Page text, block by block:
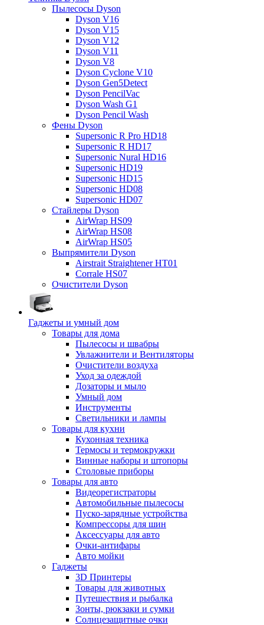
Пылесосы Dyson
Dyson V16
Dyson V15
Dyson V12
Dyson V11
Dyson V8
Dyson Cyclone V10
Dyson Gen5Detect
Dyson PencilVac
Dyson Wash G1
Dyson Pencil Wash
Фены Dyson
Supersonic R Pro HD18
Supersonic R HD17
Supersonic Nural HD16
Supersonic HD19
Supersonic HD15
Supersonic HD08
Supersonic HD07
Стайлеры Dyson
AirWrap HS09
AirWrap HS08
AirWrap HS05
Выпрямители Dyson
Airstrait Straightener HT01
Corrale HS07
Очистители Dyson
Гаджеты и умный дом
Товары для дома
Пылесосы и швабры
Увлажнители и Вентиляторы
Очистители воздуха
Уход за одеждой
Дозаторы и мыло
Умный дом
Инструменты
Светильники и лампы
Товары для кухни
Кухонная техника
Термосы и термокружки
Винные наборы и штопоры
Столовые приборы
Товары для авто
Видеорегистраторы
Автомобильные пылесосы
Пуско-зарядные устройства
Компрессоры для шин
Аксессуары для авто
Очки-антифары
Авто мойки
Гаджеты
3D Принтеры
Товары для животных
Путешествия и рыбалка
Зонты, рюкзаки и сумки
Солнцезащитные очки